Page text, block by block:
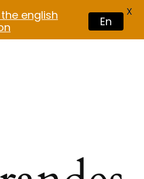
english
En
X